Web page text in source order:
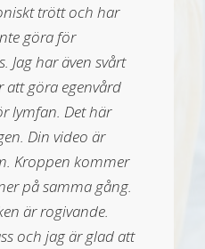
trött och har
göra för
Jag har även svårt
göra egenvård
lymfan. Det här
Din video är
Kroppen kommer
på samma gång.
är rogivande.
och jag är glad att